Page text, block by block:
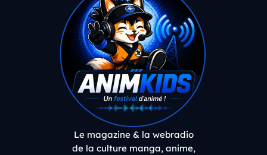
Le magazine & la webradio
de la culture manga, anime,